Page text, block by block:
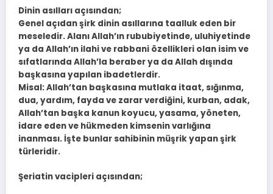
Dinin asılları açısından;
Genel açıdan şirk dinin asıllarına taalluk eden bir
meseledir. Alanı Allah’ın rububiyetinde, uluhiyetinde
ya da Allah’ın ilahi ve rabbani özellikleri olan isim ve
sıfatlarında Allah’la beraber ya da Allah dışında
başkasına yapılan ibadetlerdir.
Misal: Allah’tan başkasına mutlaka itaat, sığınma,
dua, yardım, fayda ve zarar verdiğini, kurban, adak,
Allah’tan başka kanun koyucu, yasama, yöneten,
idare eden ve hükmeden kimsenin varlığına
inanması. İşte bunlar sahibinin müşrik yapan şirk
türleridir.
Şeriatin vacipleri açısından;